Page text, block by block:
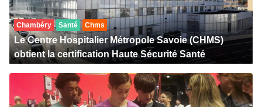
Chambéry Santé Chms
Le Centre Hospitalier Métropole Savoie (CHMS)
obtient la certification Haute Sécurité Santé